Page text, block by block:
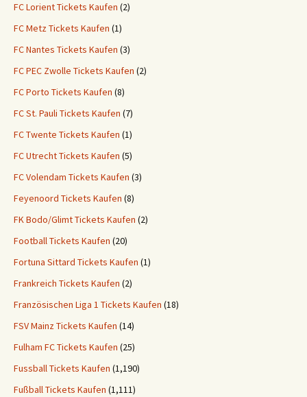
FC Lorient Tickets Kaufen (2)
FC Metz Tickets Kaufen (1)
FC Nantes Tickets Kaufen (3)
FC PEC Zwolle Tickets Kaufen (2)
FC Porto Tickets Kaufen (8)
FC St. Pauli Tickets Kaufen (7)
FC Twente Tickets Kaufen (1)
FC Utrecht Tickets Kaufen (5)
FC Volendam Tickets Kaufen (3)
Feyenoord Tickets Kaufen (8)
FK Bodo/Glimt Tickets Kaufen (2)
Football Tickets Kaufen (20)
Fortuna Sittard Tickets Kaufen (1)
Frankreich Tickets Kaufen (2)
Französischen Liga 1 Tickets Kaufen (18)
FSV Mainz Tickets Kaufen (14)
Fulham FC Tickets Kaufen (25)
Fussball Tickets Kaufen (1,190)
Fußball Tickets Kaufen (1,111)